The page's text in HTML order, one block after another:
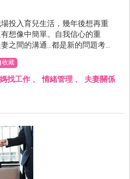
投入育兒生活，幾年後想再重
想像中簡單。自我信心的重
之間的溝通…都是新的問題考
收藏
找工作、情緒管理 、 夫妻關係